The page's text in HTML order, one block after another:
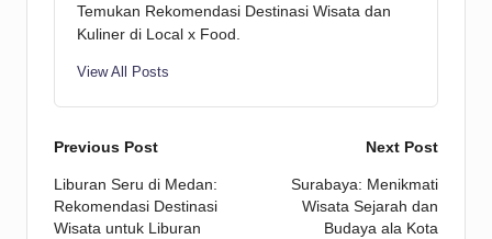
Temukan Rekomendasi Destinasi Wisata dan
Kuliner di Local x Food.
View All Posts
Post
navigation
Previous Post
Liburan Seru di Medan:
Rekomendasi Destinasi
Wisata untuk Liburan
Next Post
Surabaya: Menikmati
Wisata Sejarah dan
Budaya ala Kota